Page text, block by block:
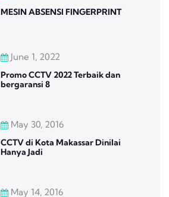
MESIN ABSENSI FINGERPRINT
June 1, 2022
Promo CCTV 2022 Terbaik dan
bergaransi 8
May 30, 2016
CCTV di Kota Makassar Dinilai
Hanya Jadi
May 14, 2016